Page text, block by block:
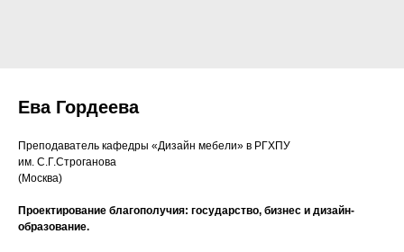
Ева Гордеева
Преподаватель кафедры «Дизайн мебели» в РГХПУ
им. С.Г.Строганова
(Москва)
Проектирование благополучия: государство, бизнес и дизайн-
образование.